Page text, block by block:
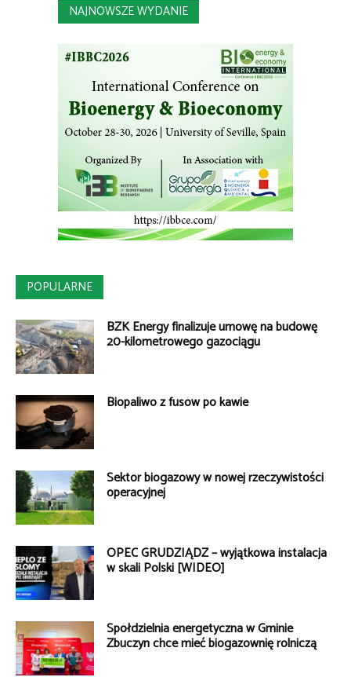
NAJNOWSZE WYDANIE
POPULARNE
BZK Energy finalizuje umowę na budowę
20-kilometrowego gazociągu
Biopaliwo z fusów po kawie
Sektor biogazowy w nowej rzeczywistości
operacyjnej
OPEC GRUDZIĄDZ – wyjątkowa instalacja
w skali Polski [WIDEO]
Spółdzielnia energetyczna w Gminie
Zbuczyn chce mieć biogazownię rolniczą